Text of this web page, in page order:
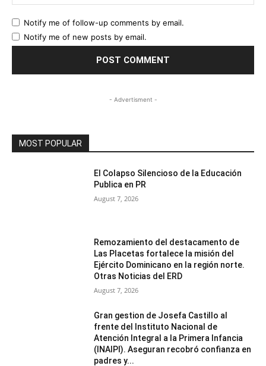
Notify me of follow-up comments by email.
Notify me of new posts by email.
- Advertisment -
MOST POPULAR
El Colapso Silencioso de la Educación
Publica en PR
August 7, 2026
Remozamiento del destacamento de
Las Placetas fortalece la misión del
Ejército Dominicano en la región norte.
Otras Noticias del ERD
August 7, 2026
Gran gestion de Josefa Castillo al
frente del Instituto Nacional de
Atención Integral a la Primera Infancia
(INAIPI). Aseguran recobró confianza en
padres y...